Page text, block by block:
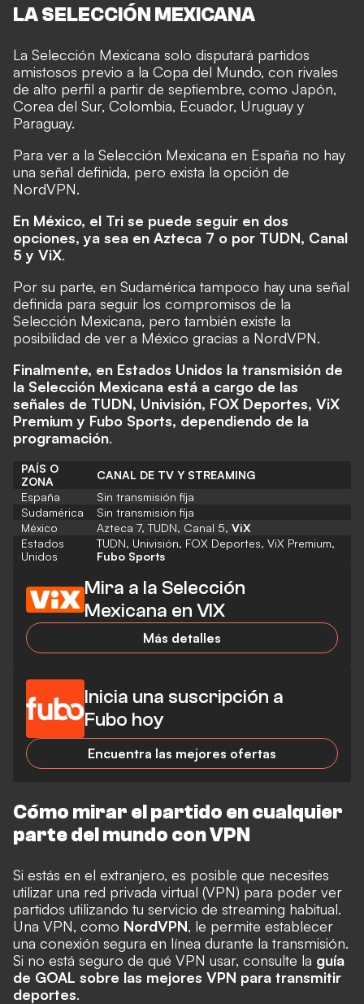
LA SELECCIÓN MEXICANA
La Selección Mexicana solo disputará partidos
amistosos previo a la Copa del Mundo, con rivales
de alto perfil a partir de septiembre, como Japón,
Corea del Sur, Colombia, Ecuador, Uruguay y
Paraguay.
Para ver a la Selección Mexicana en España no hay
una señal definida, pero exista la opción de
NordVPN.
En México, el Tri se puede seguir en dos
opciones, ya sea en Azteca 7 o por TUDN, Canal
5 y ViX.
Por su parte, en Sudamérica tampoco hay una señal
definida para seguir los compromisos de la
Selección Mexicana, pero también existe la
posibilidad de ver a México gracias a NordVPN.
Finalmente, en Estados Unidos la transmisión de
la Selección Mexicana está a cargo de las
señales de TUDN, Univisión, FOX Deportes, ViX
Premium y Fubo Sports, dependiendo de la
programación.
PAÍS O
ZONA
CANAL DE TV Y STREAMING
España
Sin transmisión fija
Sudamérica
Sin transmisión fija
México
Azteca 7, TUDN, Canal 5, ViX
Estados
Unidos
TUDN, Univisión, FOX Deportes, ViX Premium,
Fubo Sports
Mira a la Selección
Mexicana en VIX
Más detalles
Inicia una suscripción a
Fubo hoy
Encuentra las mejores ofertas
Cómo mirar el partido en cualquier
parte del mundo con VPN
Si estás en el extranjero, es posible que necesites
utilizar una red privada virtual (VPN) para poder ver
partidos utilizando tu servicio de streaming habitual.
Una VPN, como NordVPN, le permite establecer
una conexión segura en línea durante la transmisión.
Si no está seguro de qué VPN usar, consulte la guía
de GOAL sobre las mejores VPN para transmitir
deportes.